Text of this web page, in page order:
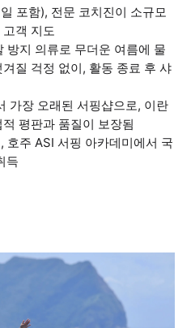
포함), 전문 코치진이 소규모
객 지도
방지 의류로 무더운 여름에 물
질 걱정 없이, 활동 종료 후 샤
가장 오래된 서핑샵으로, 이란
평판과 품질이 보장됨
호주 ASI 서핑 아카데미에서 국
득